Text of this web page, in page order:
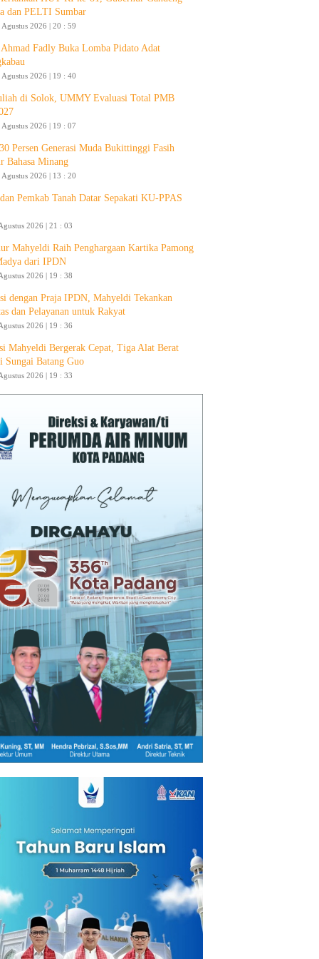
dan PELTI Sumbar
2026 | 20 : 59
Ahmad Fadly Buka Lomba Pidato Adat
2026 | 19 : 40
di Solok, UMMY Evaluasi Total PMB
2026 | 19 : 07
Persen Generasi Muda Bukittinggi Fasih
Bahasa Minang
2026 | 13 : 20
Pemkab Tanah Datar Sepakati KU-PPAS
2026 | 21 : 03
Mahyeldi Raih Penghargaan Kartika Pamong
dari IPDN
2026 | 19 : 38
dengan Praja IPDN, Mahyeldi Tekankan
dan Pelayanan untuk Rakyat
2026 | 19 : 36
Mahyeldi Bergerak Cepat, Tiga Alat Berat
Sungai Batang Guo
2026 | 19 : 33